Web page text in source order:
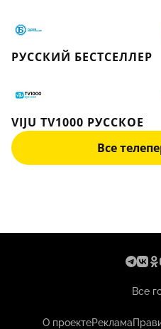
РУССКИЙ БЕСТСЕЛЛЕР
VIJU TV1000 РУССКОЕ
Все
Все
О проектеРеклама